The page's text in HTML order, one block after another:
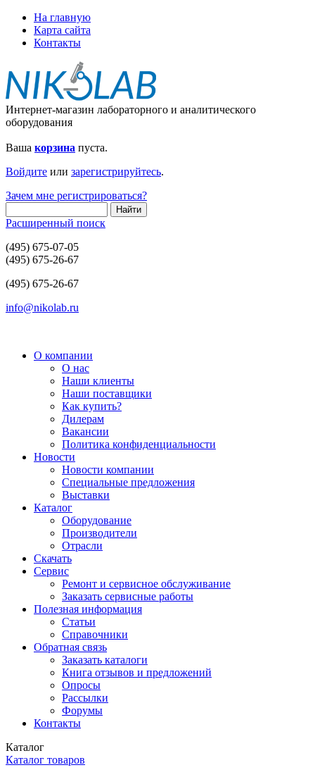
На главную
Карта сайта
Контакты
Интернет-магазин лабораторного и аналитического
оборудования
Ваша корзина пуста.
Войдите или зарегистрируйтесь.
Зачем мне регистрироваться?
Расширенный поиск
(495) 675-07-05
(495) 675-26-67
(495) 675-26-67
info@nikolab.ru
О компании
О нас
Наши клиенты
Наши поставщики
Как купить?
Дилерам
Вакансии
Политика конфиденциальности
Новости
Новости компании
Специальные предложения
Выставки
Каталог
Оборудование
Производители
Отрасли
Скачать
Сервис
Ремонт и сервисное обслуживание
Заказать сервисные работы
Полезная информация
Статьи
Справочники
Обратная связь
Заказать каталоги
Книга отзывов и предложений
Опросы
Рассылки
Форумы
Контакты
Каталог
Каталог товаров